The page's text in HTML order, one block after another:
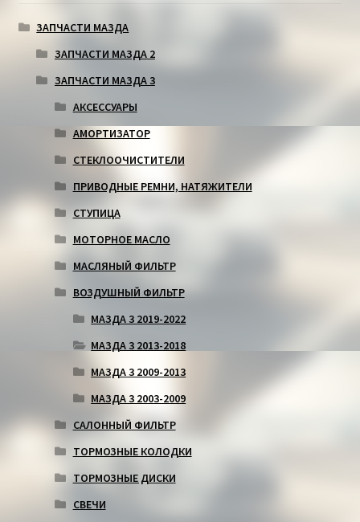
ЗАПЧАСТИ МАЗДА
ЗАПЧАСТИ МАЗДА 2
ЗАПЧАСТИ МАЗДА 3
АКСЕССУАРЫ
АМОРТИЗАТОР
СТЕКЛООЧИСТИТЕЛИ
ПРИВОДНЫЕ РЕМНИ, НАТЯЖИТЕЛИ
СТУПИЦА
МОТОРНОЕ МАСЛО
МАСЛЯНЫЙ ФИЛЬТР
ВОЗДУШНЫЙ ФИЛЬТР
МАЗДА 3 2019-2022
МАЗДА 3 2013-2018
МАЗДА 3 2009-2013
МАЗДА 3 2003-2009
САЛОННЫЙ ФИЛЬТР
ТОРМОЗНЫЕ КОЛОДКИ
ТОРМОЗНЫЕ ДИСКИ
СВЕЧИ